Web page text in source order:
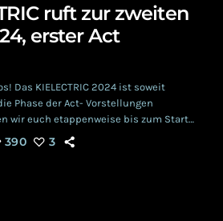
ruft zur zweiten
erster Act
Das KIELECTRIC 2024 ist soweit
Phase der Act- Vorstellungen
wir euch etappenweise bis zum Start
diesen in Form bringen. Die Wurzeln
von ROBERT KORITTKE und
390 3